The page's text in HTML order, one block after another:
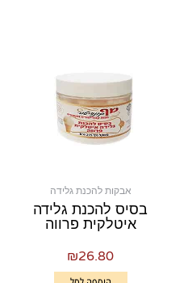
אבקות להכנת גלידה
בסיס להכנת גלידה
איטלקית פרווה
₪26.80